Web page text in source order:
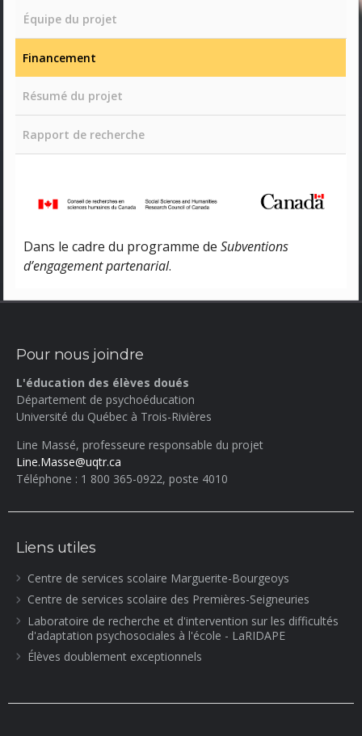
Équipe du projet
Financement
Résumé du projet
Rapport de recherche
Dans le cadre du programme de Subventions
d’engagement partenarial.
Pour nous joindre
L'éducation des élèves doués
Département de psychoéducation
Université du Québec à Trois-Rivières
Line Massé, professeure responsable du projet
Line.Masse@uqtr.ca
Téléphone : 1 800 365-0922, poste 4010
Liens utiles
Centre de services scolaire Marguerite-Bourgeoys
Centre de services scolaire des Premières-Seigneuries
Laboratoire de recherche et d'intervention sur les difficultés
d'adaptation psychosociales à l'école - LaRIDAPE
Élèves doublement exceptionnels